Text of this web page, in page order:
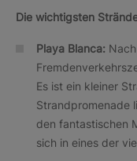
Die wichtigsten
Playa Blanca:
Es ist ein kleiner
Strandpromenade
den fantastischen
sich in eines der